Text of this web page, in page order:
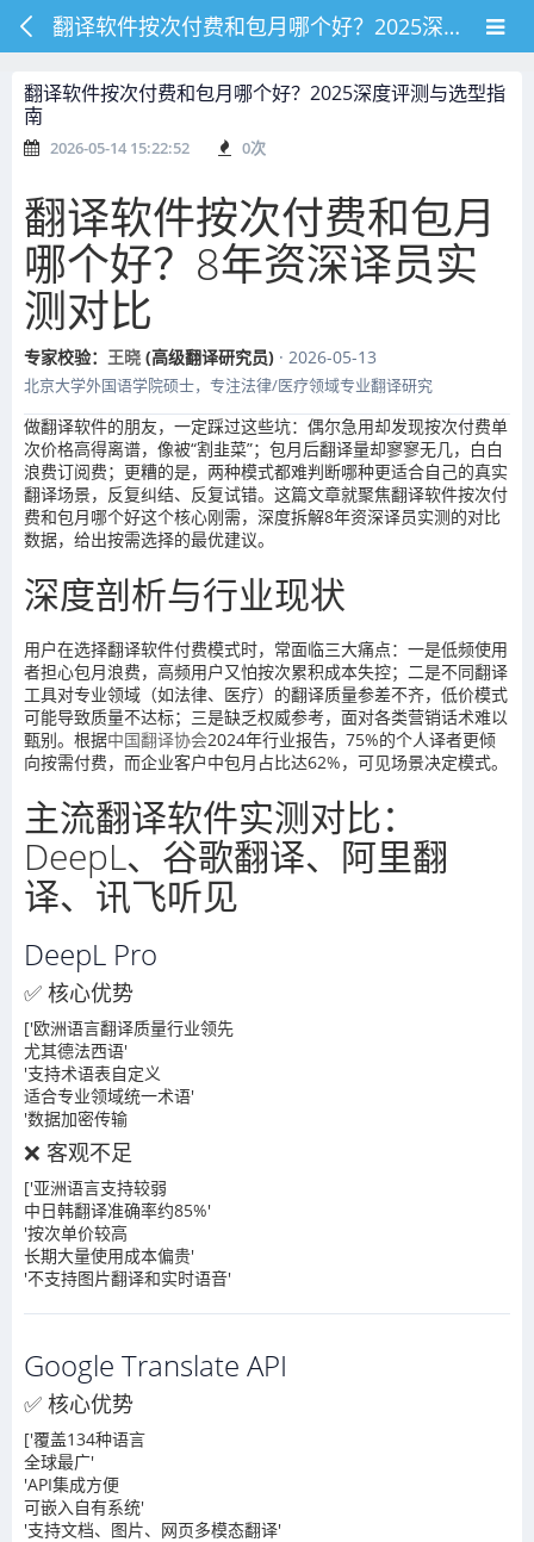
翻译软件按次付费和包月哪个好？2025深度评测与选型指南
翻译软件按次付费和包月哪个好？2025深度评测与选型指
南
2026-05-14 15:22:52 0次
翻译软件按次付费和包月
哪个好？8年资深译员实
测对比
专家校验： 王晓 (高级翻译研究员) · 2026-05-13
北京大学外国语学院硕士，专注法律/医疗领域专业翻译研究
做翻译软件的朋友，一定踩过这些坑：偶尔急用却发现按次付费单
次价格高得离谱，像被“割韭菜”；包月后翻译量却寥寥无几，白白
浪费订阅费；更糟的是，两种模式都难判断哪种更适合自己的真实
翻译场景，反复纠结、反复试错。这篇文章就聚焦翻译软件按次付
费和包月哪个好这个核心刚需，深度拆解8年资深译员实测的对比
数据，给出按需选择的最优建议。
深度剖析与行业现状
用户在选择翻译软件付费模式时，常面临三大痛点：一是低频使用
者担心包月浪费，高频用户又怕按次累积成本失控；二是不同翻译
工具对专业领域（如法律、医疗）的翻译质量参差不齐，低价模式
可能导致质量不达标；三是缺乏权威参考，面对各类营销话术难以
甄别。根据中国翻译协会2024年行业报告，75%的个人译者更倾
向按需付费，而企业客户中包月占比达62%，可见场景决定模式。
主流翻译软件实测对比：
DeepL、谷歌翻译、阿里翻
译、讯飞听见
DeepL Pro
✅ 核心优势
['欧洲语言翻译质量行业领先
尤其德法西语'
'支持术语表自定义
适合专业领域统一术语'
'数据加密传输
❌ 客观不足
['亚洲语言支持较弱
中日韩翻译准确率约85%'
'按次单价较高
长期大量使用成本偏贵'
'不支持图片翻译和实时语音'
Google Translate API
✅ 核心优势
['覆盖134种语言
全球最广'
'API集成方便
可嵌入自有系统'
'支持文档、图片、网页多模态翻译'